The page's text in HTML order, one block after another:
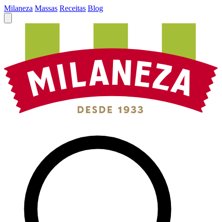
Milaneza Massas Receitas Blog